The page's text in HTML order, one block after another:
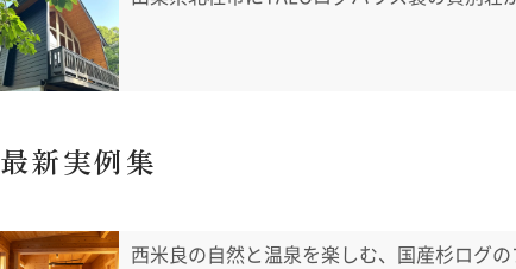
最新実例集
西米良の自然と温泉を楽しむ、国産杉ログ